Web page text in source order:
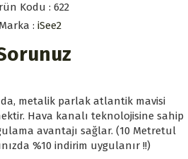
Kodu : 622
Marka : iSee2
metalik parlak atlantik mavisi
Hava kanalı teknolojisine sahip
avantajı sağlar. (10 Metretul
%10 indirim uygulanır !!)